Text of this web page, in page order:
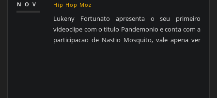
NOV
Hip Hop Moz
Lukeny Fortunato apresenta o seu primeiro
videoclipe com o titulo Pandemonio e conta com a
participacao de Nastio Mosquito, vale apena ver